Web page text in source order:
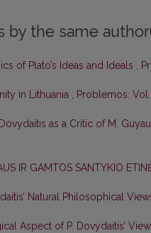
by the same
of Plato’s Ideas and Ideals ,
in Lithuania , Problemos:
as a Critic of M.
IR GAMTOS SANTYKIO
Natural Philosophical
Aspect of P. Dovydaitis’